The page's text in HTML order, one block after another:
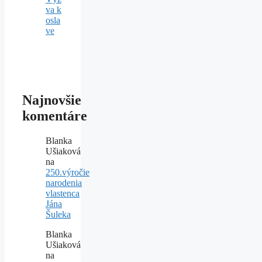
va k
osla
ve
Najnovšie
komentáre
Blanka
Ušiaková
na
250.výročie
narodenia
vlastenca
Jána
Šuleka
Blanka
Ušiaková
na